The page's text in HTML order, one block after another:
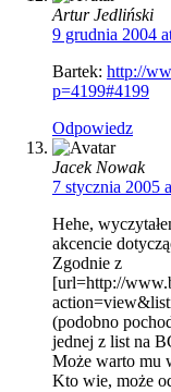
Artur Jedliński
9 grudnia 2004
Bartek: http://
p=4199#4199
Odpowiedz
Jacek Nowak
7 stycznia 2005
Hehe,
akcencie
Zgodnie z
[url=http://
(podobno
jednej z list na
Może warto mu
Kto wie, może